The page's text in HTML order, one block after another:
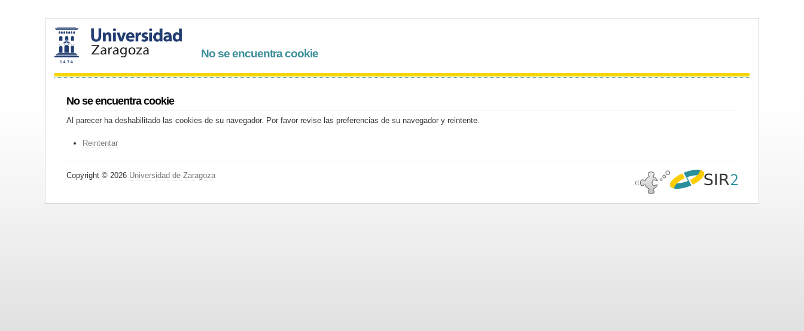
No se encuentra cookie
No se encuentra cookie
Al parecer ha deshabilitado las cookies de su navegador. Por favor revise las preferencias de su navegador y reintente.
Reintentar
Copyright © 2026 Universidad de Zaragoza